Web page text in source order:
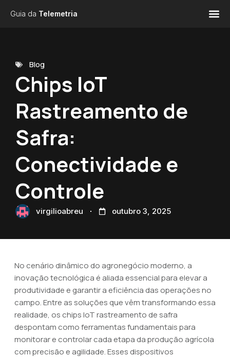
Guia da Telemetria
Blog
Chips IoT
Rastreamento de
Safra:
Conectividade e
Controle
virgilioabreu outubro 3, 2025
No cenário dinâmico do agronegócio moderno, a
inovação tecnológica é aliada essencial para elevar a
produtividade e garantir a eficiência das operações no
campo. Entre as soluções que vêm transformando essa
realidade, os chips IoT rastreamento de safra
despontam como ferramentas fundamentais para
monitorar e controlar cada etapa da produção agrícola
com precisão e agilidade. Esses dispositivos